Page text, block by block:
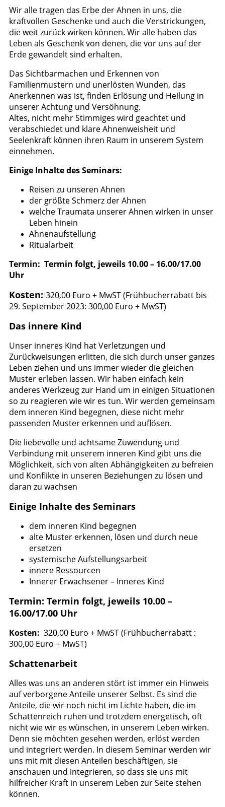
Wir alle tragen das Erbe der Ahnen in uns, die
kraftvollen Geschenke und auch die Verstrickungen,
die weit zurück wirken können. Wir alle haben das
Leben als Geschenk von denen, die vor uns auf der
Erde gewandelt sind erhalten.
Das Sichtbarmachen und Erkennen von
Familienmustern und unerlösten Wunden, das
Anerkennen was ist, finden Erlösung und Heilung in
unserer Achtung und Versöhnung.
Altes, nicht mehr Stimmiges wird geachtet und
verabschiedet und klare Ahnenweisheit und
Seelenkraft können ihren Raum in unserem System
einnehmen.
Einige Inhalte des Seminars:
Reisen zu unseren Ahnen
der größte Schmerz der Ahnen
welche Traumata unserer Ahnen wirken in unser
Leben hinein
Ahnenaufstellung
Ritualarbeit
Termin: Termin folgt, jeweils 10.00 – 16.00/17.00
Uhr
Kosten: 320,00 Euro + MwST (Frühbucherrabatt bis
29. September 2023: 300,00 Euro + MwST)
Das innere Kind
Unser inneres Kind hat Verletzungen und
Zurückweisungen erlitten, die sich durch unser ganzes
Leben ziehen und uns immer wieder die gleichen
Muster erleben lassen. Wir haben einfach kein
anderes Werkzeug zur Hand um in einigen Situationen
so zu reagieren wie wir es tun. Wir werden gemeinsam
dem inneren Kind begegnen, diese nicht mehr
passenden Muster erkennen und auflösen.
Die liebevolle und achtsame Zuwendung und
Verbindung mit unserem inneren Kind gibt uns die
Möglichkeit, sich von alten Abhängigkeiten zu befreien
und Konflikte in unseren Beziehungen zu lösen und
daran zu wachsen
Einige Inhalte des Seminars
dem inneren Kind begegnen
alte Muster erkennen, lösen und durch neue
ersetzen
systemische Aufstellungsarbeit
innere Ressourcen
Innerer Erwachsener – Inneres Kind
Termin: Termin folgt, jeweils 10.00 –
16.00/17.00 Uhr
Kosten: 320,00 Euro + MwST (Frühbucherrabatt :
300,00 Euro + MwST)
Schattenarbeit
Alles was uns an anderen stört ist immer ein Hinweis
auf verborgene Anteile unserer Selbst. Es sind die
Anteile, die wir noch nicht im Lichte haben, die im
Schattenreich ruhen und trotzdem energetisch, oft
nicht wie wir es wünschen, in unserem Leben wirken.
Denn sie möchten gesehen werden, erlöst werden
und integriert werden. In diesem Seminar werden wir
uns mit mit diesen Anteilen beschäftigen, sie
anschauen und integrieren, so dass sie uns mit
hilfreicher Kraft in unserem Leben zur Seite stehen
können.